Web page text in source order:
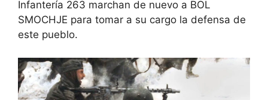
Infantería 263 marchan de nuevo a BOL
SMOCHJE para tomar a su cargo la defensa de
este pueblo.